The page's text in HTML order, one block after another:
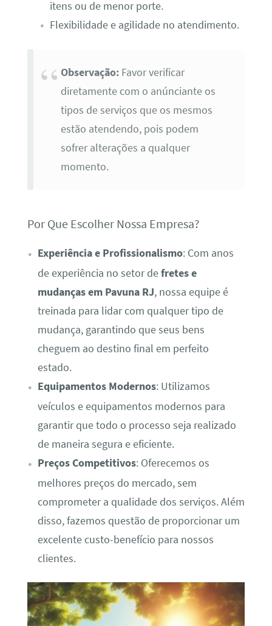
itens ou de menor porte.
Flexibilidade e agilidade no atendimento.
Observação:Favor verificar
diretamente com o anúnciante os
tipos de serviços que os mesmos
estão atendendo, pois podem
sofrer alterações a qualquer
momento.
Por Que Escolher Nossa Empresa?
Experiência e Profissionalismo: Com anos
de experiência no setor defretes e
mudanças em Pavuna RJ, nossa equipe é
treinada para lidar com qualquer tipo de
mudança, garantindo que seus bens
cheguem ao destino final em perfeito
estado.
Equipamentos Modernos: Utilizamos
veículos e equipamentos modernos para
garantir que todo o processo seja realizado
de maneira segura e eficiente.
Preços Competitivos: Oferecemos os
melhores preços do mercado, sem
comprometer a qualidade dos serviços. Além
disso, fazemos questão de proporcionar um
excelente custo-benefício para nossos
clientes.